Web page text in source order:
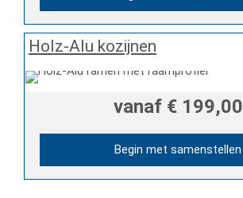
Holz-Alu kozijnen
vanaf € 199,00
Begin met samenstellen